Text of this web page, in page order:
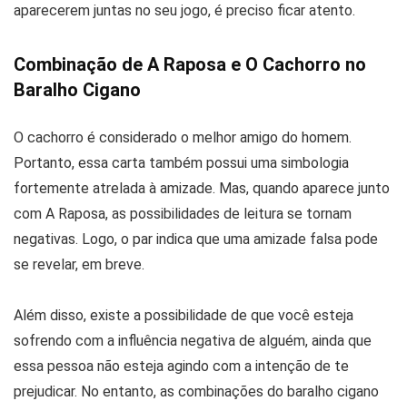
aparecerem juntas no seu jogo, é preciso ficar atento.
Combinação de A Raposa e O Cachorro no
Baralho Cigano
O cachorro é considerado o melhor amigo do homem.
Portanto, essa carta também possui uma simbologia
fortemente atrelada à amizade. Mas, quando aparece junto
com A Raposa, as possibilidades de leitura se tornam
negativas. Logo, o par indica que uma amizade falsa pode
se revelar, em breve.
Além disso, existe a possibilidade de que você esteja
sofrendo com a influência negativa de alguém, ainda que
essa pessoa não esteja agindo com a intenção de te
prejudicar. No entanto, as combinações do baralho cigano